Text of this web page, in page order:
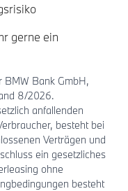
gerne ein
BMW Bank GmbH,
8/2026.
anfallenden
besteht bei
Verträgen und
ein gesetzliches
ohne
besteht